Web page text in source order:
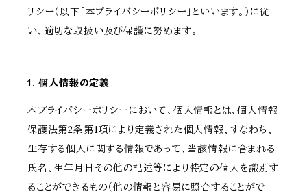
リシー（以下「本プライバシーポリシー」といいます。）に従
い、適切な取扱い及び保護に努めます。
1. 個人情報の定義
本プライバシーポリシーにおいて、個人情報とは、個人情報
保護法第2条第1項により定義された個人情報、すなわち、
生存する個人に関する情報であって、当該情報に含まれる
氏名、生年月日その他の記述等により特定の個人を識別す
ることができるもの（他の情報と容易に照合することがで